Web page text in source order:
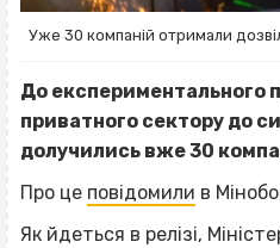
Уже 30 компаній отримали
До експериментального
приватного сектору до
долучились вже 30
Про це повідомили в
Як йдеться в релізі,